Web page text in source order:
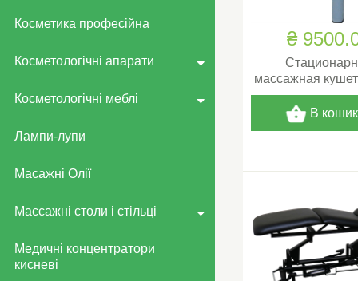
Косметика професійна
Косметологічні апарати
Косметологічні меблі
Лампи-лупи
Масажні Олії
Массажні столи і стільці
Медичні концентратори
кисневі
₴
массажная
В кошик